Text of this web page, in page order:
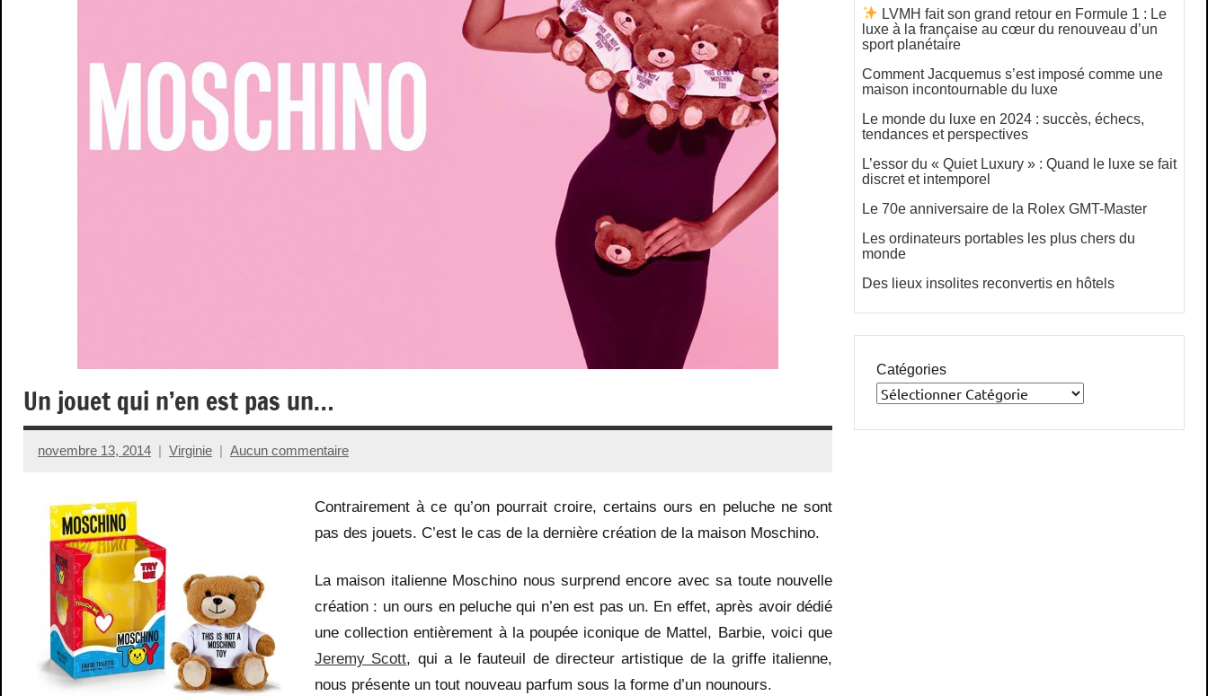
Un jouet qui n’en est pas un…
novembre 13, 2014 Virginie Aucun commentaire
Contrairement à ce qu’on pourrait croire, certains ours en peluche ne sont
pas des jouets. C’est le cas de la dernière création de la maison Moschino.
La maison italienne Moschino nous surprend encore avec sa toute nouvelle
création : un ours en peluche qui n’en est pas un. En effet, après avoir dédié
une collection entièrement à la poupée iconique de Mattel, Barbie, voici que
Jeremy Scott, qui a le fauteuil de directeur artistique de la griffe italienne,
nous présente un tout nouveau parfum sous la forme d’un nounours.
LVMH fait son grand retour en Formule 1 : Le
luxe à la française au cœur du renouveau d’un
sport planétaire
Comment Jacquemus s’est imposé comme une
maison incontournable du luxe
Le monde du luxe en 2024 : succès, échecs,
tendances et perspectives
L’essor du « Quiet Luxury » : Quand le luxe se fait
discret et intemporel
Le 70e anniversaire de la Rolex GMT-Master
Les ordinateurs portables les plus chers du
monde
Des lieux insolites reconvertis en hôtels
Catégories